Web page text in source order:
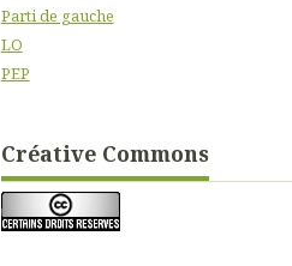
Parti de gauche
LO
PEP
Créative Commons